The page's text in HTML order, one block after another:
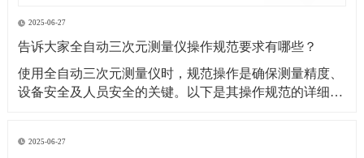
2025-06-27
告诉大家全自动三次元测量仪操作规范要求有哪些？
​使用全自动三次元测量仪时，规范操作是确保测量精度、
设备安全及人员安全的关键。以下是其操作规范的详细要
度控制在 40%~60% RH，避免温度剧烈波动或潮湿导致设
2025-06-27